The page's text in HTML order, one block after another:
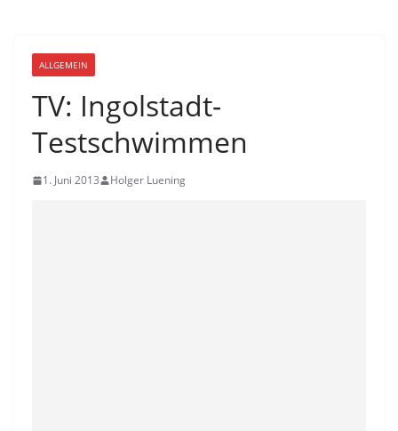
ALLGEMEIN
TV: Ingolstadt-
Testschwimmen
1. Juni 2013 Holger Luening